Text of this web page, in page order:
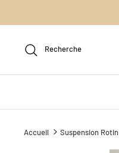
Recherche
Accueil Suspension Rotin